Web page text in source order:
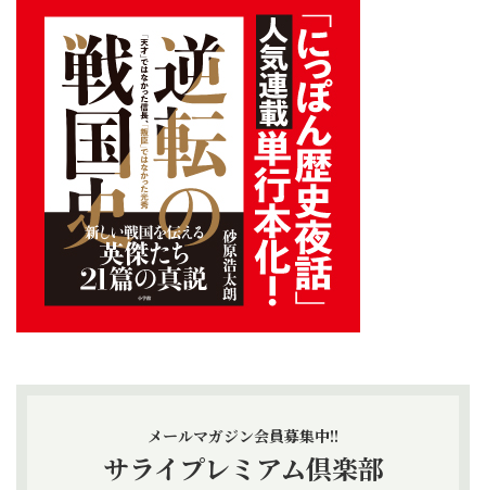
メールマガジン会員募集中!!
サライプレミアム倶楽部